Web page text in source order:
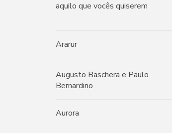
aquilo que vocês quiserem
Ararur
Augusto Baschera e Paulo
Bernardino
Aurora